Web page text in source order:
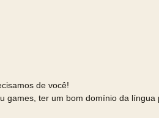
de você!
games, ter um bom domínio da